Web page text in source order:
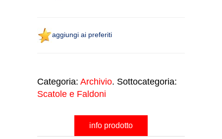
aggiungi ai preferiti
Categoria: Archivio. Sottocategoria:
Scatole e Faldoni
info prodotto